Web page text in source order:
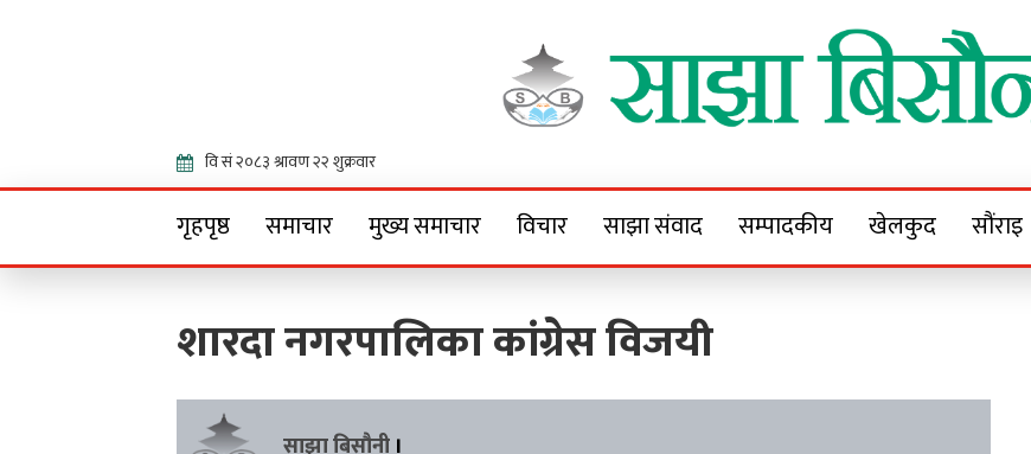
Sajha Bisaunee
गृहपृष्ठ समाचार मुख्य समाचार विचार साझा संवाद सम्पादकीय खेलकुद सौंराइ
शारदा नगरपालिका कांग्रेस विजयी